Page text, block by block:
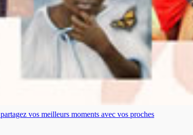
vos meilleurs moments avec vos proches